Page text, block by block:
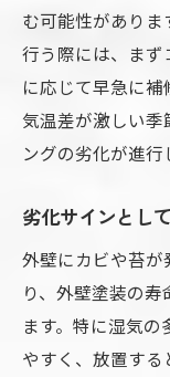
む可能性がありま
行う際には、ま
に応じて早急に補
気温差が激しい季
ングの劣化が進行
劣化サインとし
外壁にカビや苔が
り、外壁塗装の
ます。特に湿気
やすく、放置す